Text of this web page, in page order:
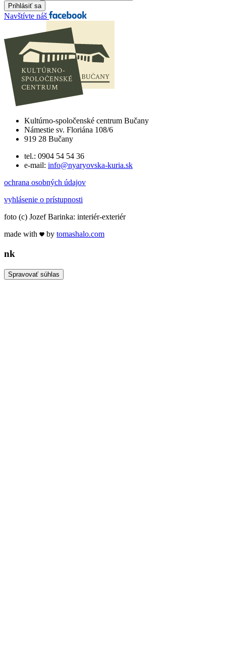
Navštívte náš
Kultúrno-spoločenské centrum Bučany
Námestie sv. Floriána 108/6
919 28 Bučany
tel.: 0904 54 54 36
e-mail: info@nyaryovska-kuria.sk
ochrana osobných údajov
vyhlásenie o prístupnosti
foto (c) Jozef Barinka: interiér-exteriér
made with
by tomashalo.com
nk
Spravovať súhlas